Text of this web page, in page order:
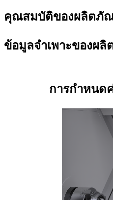
คุณสมบัติของผลิตภั
ข้อมูลจำเพาะของผ
การกำหน